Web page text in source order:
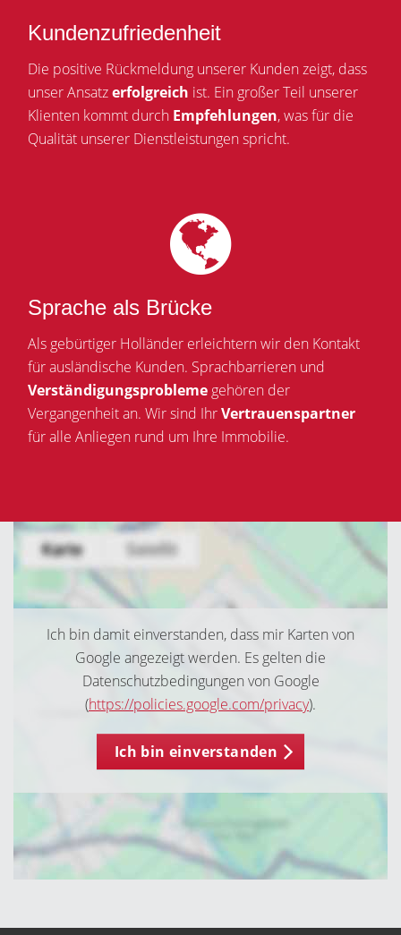
Kundenzufriedenheit
Die positive Rückmeldung unserer Kunden zeigt, dass
unser Ansatzerfolgreich ist. Ein großer Teil unserer
Klienten kommt durch Empfehlungen, was für die
Qualität unserer Dienstleistungen spricht.
Sprache als Brücke
Als gebürtiger Holländer erleichtern wir den Kontakt
für ausländische Kunden. Sprachbarrieren und
Verständigungsprobleme gehören der
Vergangenheit an. Wir sind IhrVertrauenspartner
für alle Anliegen rund um Ihre Immobilie.
Ich bin damit einverstanden, dass mir Karten von
Google angezeigt werden. Es gelten die
Datenschutzbedingungen von Google
(https://policies.google.com/privacy).
Ich bin einverstanden